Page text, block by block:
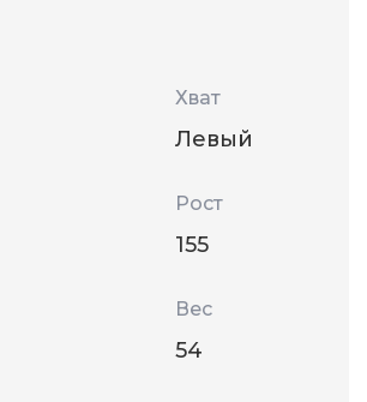
Хват
Левый
Рост
155
Вес
54